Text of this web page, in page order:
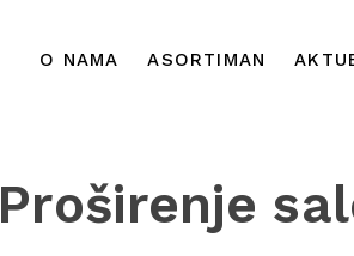
O NAMA ASORTIMAN
Proširenje